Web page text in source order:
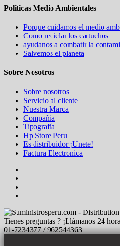
Politicas Medio Ambientales
Porque cuidamos el medio
Como reciclar los cartuchos
ayudanos a combatir la
Salvemos el planeta
Sobre Nosotros
Sobre nosotros
Servicio al cliente
Nuestra Marca
Compañia
Tipografía
Hp Store Peru
Es distribuidor ¡Unete!
Factura Electronica
Tienes preguntas ? ¡Llámanos 24
01-7234377 / 962544363